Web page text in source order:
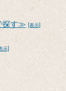
探す≫ [表示]
示]